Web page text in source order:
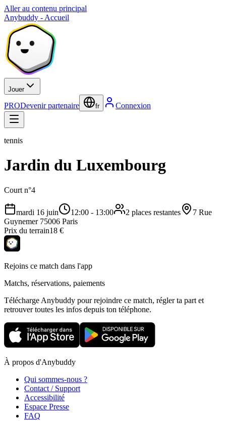
Aller au contenu principal
Anybuddy - Accueil
Jouer
PRODevenir partenaire fr Connexion
tennis
Jardin du Luxembourg
Court n°4
mardi 16 juin 12:00 - 13:00 2 places restantes
7 Rue
Guynemer 75006 Paris
Prix du terrain18 €
Rejoins ce match dans l'app
Matchs, réservations, paiements
Télécharge Anybuddy pour rejoindre ce match, régler ta part et
retrouver toutes les infos depuis ton téléphone.
À propos d'Anybuddy
Qui sommes-nous ?
Contact / Support
Accessibilité
Espace Presse
FAQ